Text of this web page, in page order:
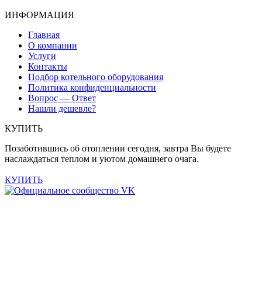
ИНФОРМАЦИЯ
Главная
О компании
Услуги
Контакты
Подбор котельного оборудования
Политика конфиденциальности
Вопрос — Ответ
Нашли дешевле?
КУПИТЬ
Позаботившись об отоплении сегодня, завтра Вы будете
наслаждаться теплом и уютом домашнего очага.
КУПИТЬ